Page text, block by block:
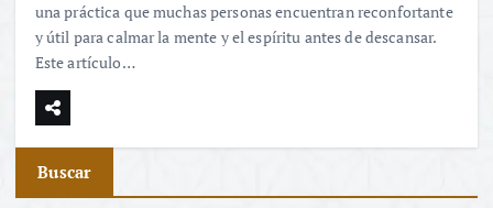
una práctica que muchas personas encuentran reconfortante
y útil para calmar la mente y el espíritu antes de descansar.
Este artículo…
Buscar